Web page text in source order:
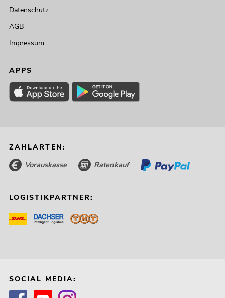
Datenschutz
AGB
Impressum
APPS
ZAHLARTEN:
Vorauskasse Ratenkauf
LOGISTIKPARTNER:
SOCIAL MEDIA: